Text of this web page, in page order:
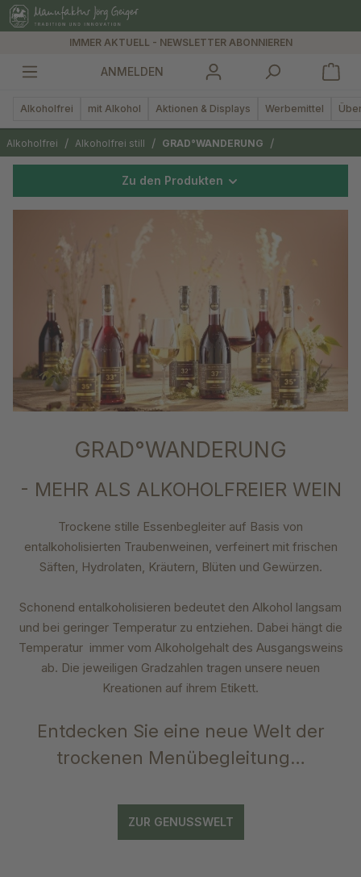
springen
IMMER AKTUELL - NEWSLETTER ABONNIEREN
ANMELDEN
Alkoholfrei mit Alkohol Aktionen & Displays Werbemittel
Alkoholfrei / Alkoholfrei still / GRAD°WANDERUNG /
Zu den Produkten
GRAD°WANDERUNG
- MEHR ALS ALKOHOLFREIER WEIN
Trockene stille Essenbegleiter auf Basis von
entalkoholisierten Traubenweinen, verfeinert mit frischen
Säften, Hydrolaten, Kräutern, Blüten und Gewürzen.
Schonend entalkoholisieren bedeutet den Alkohol langsam
und bei geringer Temperatur zu entziehen. Dabei hängt die
Temperatur immer vom Alkoholgehalt des Ausgangsweins
ab. Die jeweiligen Gradzahlen tragen unsere neuen
Kreationen auf ihrem Etikett.
Entdecken Sie eine neue Welt der
trockenen Menübegleitung…
ZUR GENUSSWELT